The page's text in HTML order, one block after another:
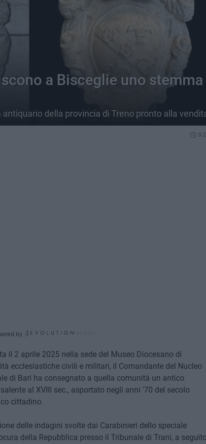
a Bisceglie uno stemma
della provincia di Treno pronto alla
by
il 2 aprile 2025 nella sede del Museo Diocesano di
ecclesiastiche civili e militari, il Comandante del Nucleo
di Bari ha consegnato a quella comunità un antico
al XVIII sec., asportato negli anni '70 del secolo
cittadino.
delle indagini svolte dai Carabinieri dello speciale
della Repubblica presso il Tribunale di Trani, a seguito